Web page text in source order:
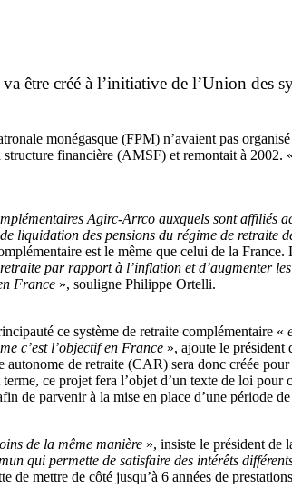
être créé à l’initiative de l’Union des
monégasque (FPM) n’avaient pas
financière (AMSF) et remontait à 2002. «
Agirc-Arrco auxquels sont
liquidation des pensions du régime de retraite
est le même que celui de la
par rapport à l’inflation et d’augmenter
France », souligne Philippe Ortelli.
ce système de retraite complémentaire «
c’est l’objectif en France », ajoute le président
de retraite (CAR) sera donc créée
ce projet fera l’objet d’un texte de loi pour
de parvenir à la mise en place d’une période
de la même manière », insiste le président de
qui permette de satisfaire des intérêts
mettre de côté jusqu’à 6 années de